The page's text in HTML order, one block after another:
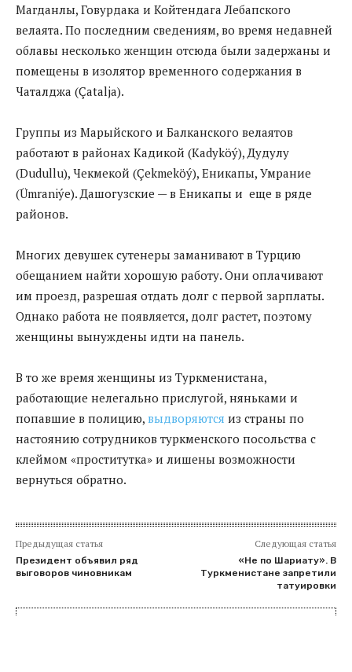
Магданлы, Говурдака и Койтендага Лебапского
велаята. По последним сведениям, во время недавней
облавы несколько женщин отсюда были задержаны и
помещены в изолятор временного содержания в
Чаталджа (Çatalja).
Группы из Марыйского и Балканского велаятов
работают в районах Кадикой (Kadyköý), Дудулу
(Dudullu), Чекмекой (Çekmeköý), Еникапы, Умрание
(Ümraniýe). Дашогузские — в Еникапы и еще в ряде
районов.
Многих девушек сутенеры заманивают в Турцию
обещанием найти хорошую работу. Они оплачивают
им проезд, разрешая отдать долг с первой зарплаты.
Однако работа не появляется, долг растет, поэтому
женщины вынуждены идти на панель.
В то же время женщины из Туркменистана,
работающие нелегально прислугой, няньками и
попавшие в полицию, выдворяются из страны по
настоянию сотрудников туркменского посольства с
клеймом «проститутка» и лишены возможности
вернуться обратно.
Предыдущая статья
Президент объявил ряд
выговоров чиновникам
Следующая статья
«Не по Шариату». В
Туркменистане запретили
татуировки